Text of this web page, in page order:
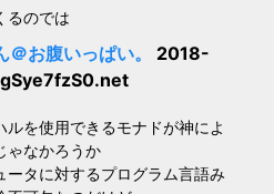
るのでは
＠お腹いっぱい。 2018-
を使用できるモナドが神によ
ゃなかろうか
ータに対するプログラム言語み